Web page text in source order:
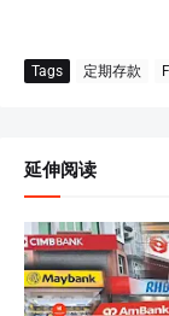
Tags 定期存款
延伸阅读